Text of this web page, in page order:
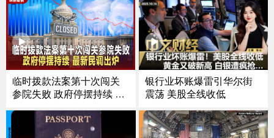
官对ICE特工下新命令｜第
三名川普政敌 前国安顾问
博尔顿遭控罪｜涉下药侵
犯多人 南加大中国留学生
被起诉《中文正点》25.10.
16
临时拨款法案第十次闯关
参院失败 政府停摆持续 最
银行业坏账爆雷引华尔街
震荡 美股全线收低